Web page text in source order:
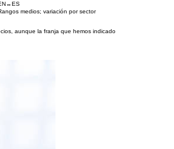
medios; variación por sector
aunque la franja que hemos indicado